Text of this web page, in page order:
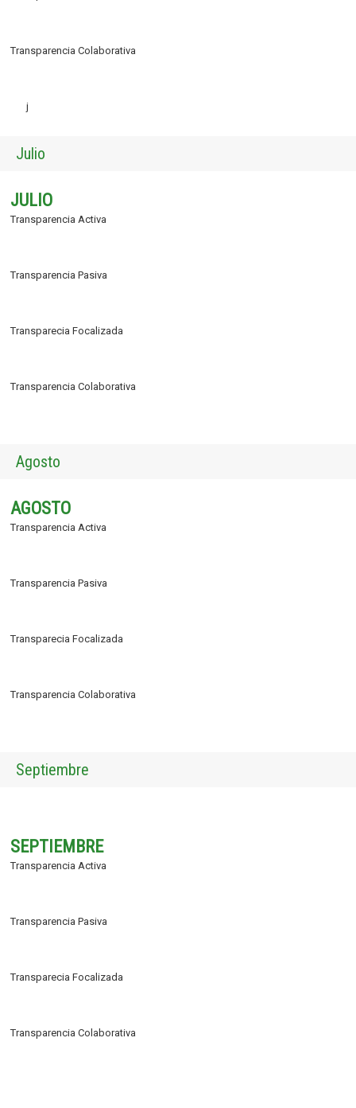
Transparencia Colaborativa
j
Julio
JULIO
Transparencia Activa
Transparencia Pasiva
Transparecia Focalizada
Transparencia Colaborativa
Agosto
AGOSTO
Transparencia Activa
Transparencia Pasiva
Transparecia Focalizada
Transparencia Colaborativa
Septiembre
SEPTIEMBRE
Transparencia Activa
Transparencia Pasiva
Transparecia Focalizada
Transparencia Colaborativa